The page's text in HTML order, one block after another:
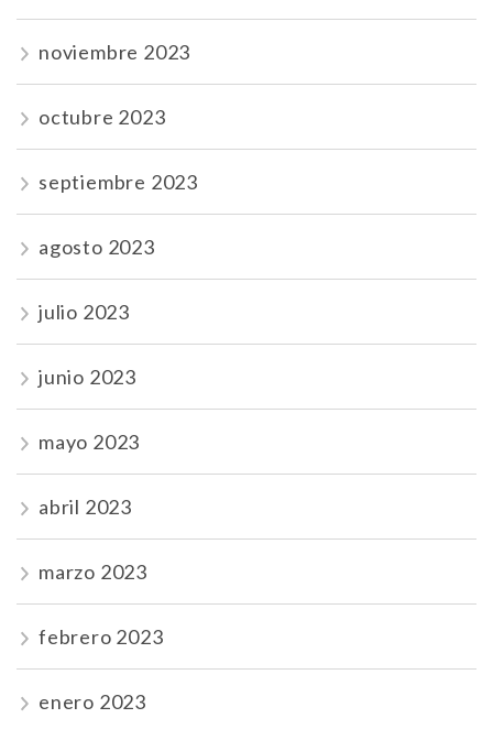
noviembre 2023
octubre 2023
septiembre 2023
agosto 2023
julio 2023
junio 2023
mayo 2023
abril 2023
marzo 2023
febrero 2023
enero 2023